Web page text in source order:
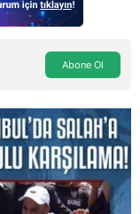
Abone Ol